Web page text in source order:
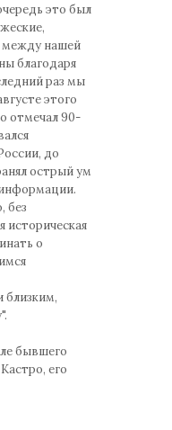
это был
между нашей
благодаря
раз мы
этого
отмечал 90-
до
острый ум
без
историческая
о
близким,
бывшего
его